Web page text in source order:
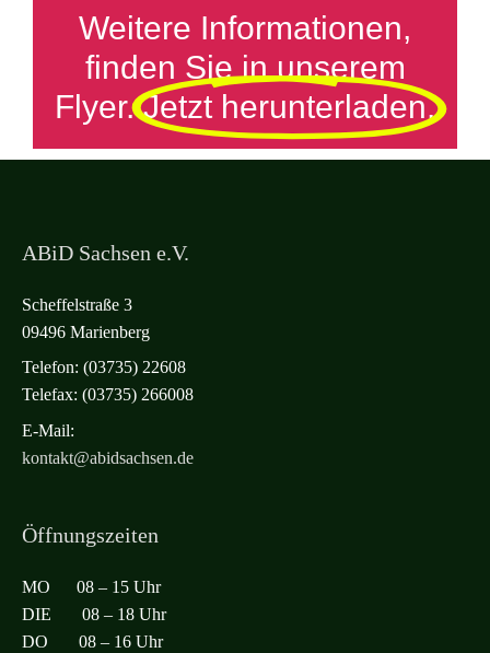
Weitere Informationen,
finden Sie in unserem
Flyer. Jetzt herunterladen.​
ABiD Sachsen e.V.
Scheffelstraße 3
09496 Marienberg
Telefon: (03735) 22608
Telefax: (03735) 266008
E-Mail:
kontakt@abidsachsen.de
Öffnungszeiten
MO 08 – 15 Uhr
DIE 08 – 18 Uhr
DO 08 – 16 Uhr